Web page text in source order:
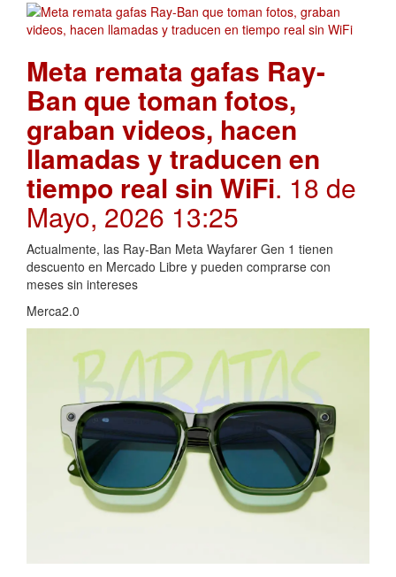
Meta remata gafas Ray-
Ban que toman fotos,
graban videos, hacen
llamadas y traducen en
tiempo real sin WiFi. 18 de
Mayo, 2026 13:25
Actualmente, las Ray-Ban Meta Wayfarer Gen 1 tienen
descuento en Mercado Libre y pueden comprarse con
meses sin intereses
Merca2.0